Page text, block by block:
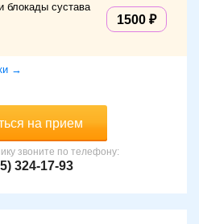
блокады сустава
1500
→
на прием
звоните по телефону:
324-17-93